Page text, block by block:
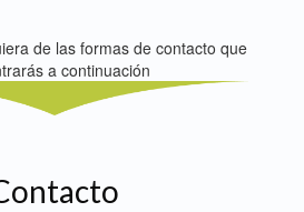
de las formas de contacto que
a continuación